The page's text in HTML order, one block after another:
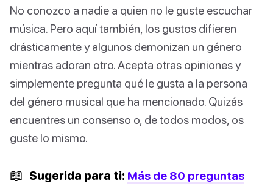
No conozco a nadie a quien no le guste escuchar
música. Pero aquí también, los gustos difieren
drásticamente y algunos demonizan un género
mientras adoran otro. Acepta otras opiniones y
simplemente pregunta qué le gusta a la persona
del género musical que ha mencionado. Quizás
encuentres un consenso o, de todos modos, os
guste lo mismo.
📖 Sugerida para ti: Más de 80 preguntas